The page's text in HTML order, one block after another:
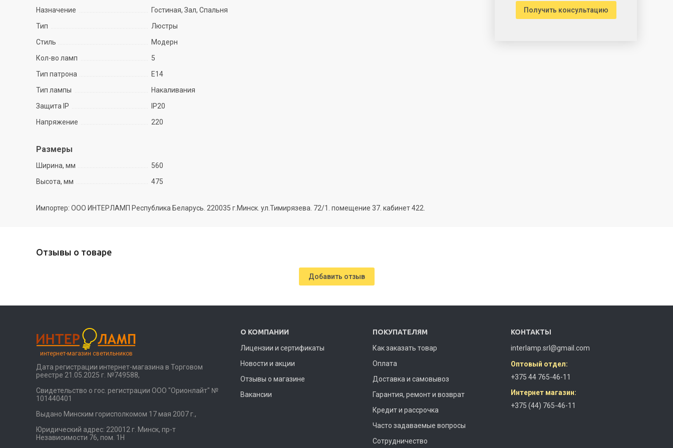
Назначение
Гостиная, Зал, Спальня
Тип
Люстры
Стиль
Модерн
Кол-во ламп
5
Тип патрона
E14
Тип лампы
Накаливания
Защита IP
IP20
Напряжение
220
Размеры
Ширина, мм
560
Высота, мм
475
Импортер: ООО ИНТЕРЛАМП Республика Беларусь. 220035 г.Минск. ул.Тимирязева. 72/1. помещение 37. кабинет 422.
Получить консультацию
Отзывы о товаре
Добавить отзыв
интернет-магазин светильников
Дата регистрации интернет-магазина в Торговом
реестре 21.05.2025 г. №749588,
Свидетельство о гос. регистрации ООО "Орионлайт" №
101440401
Выдано Минским горисполкомом 17 мая 2007 г.,
Юридический адрес: 220012 г. Минск, пр-т
Независимости 76, пом. 1Н
О КОМПАНИИ
Лицензии и сертификаты
Новости и акции
Отзывы о магазине
Вакансии
ПОКУПАТЕЛЯМ
Как заказать товар
Оплата
Доставка и самовывоз
Гарантия, ремонт и возврат
Кредит и рассрочка
Часто задаваемые вопросы
Сотрудничество
КОНТАКТЫ
interlamp.srl@gmail.com
Оптовый отдел:
+375 44 765-46-11
Интернет магазин:
+375 (44) 765-46-11